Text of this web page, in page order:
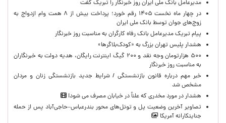
مدیرعامل بانک ملی ایران روز خبرنگار را تبریک گفت
در چهار ماه نخست ۱۴۰۵ رقم خورد؛ پرداخت بیش از ۸ همت وام ازدواج به
زوج‌های جوان توسط بانک ملی ایران
پیام تبریک مدیرعامل بانک رفاه کارگران به مناسبت روز خبرنگار
هشدار پلیس تهران بزرگ به «کودک‌بلاگرها»
۵۰۰ هزارتومان وجه نقد و ۲۰۰ گیگ اینترنت رایگان، هدیه دولت به خبرنگاران
به مناسبت روز خبرنگار
خبر مهم درباره قانون بازنشستگی / شرایط جدید بازنشستگی زنان و مردان
مشخص شد
هشدار در مورد مخدری که علناً در خیابان مصرف می شود!
تصاویر آخرین وضعیت پل و تونل‌های محور بندرعباس–حاجی‌آباد پس از حمله
جنایتکارانه آمریکا